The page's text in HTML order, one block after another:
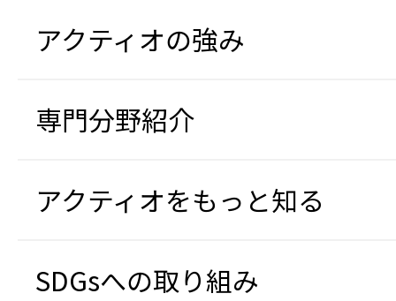
アクティオの強み
専門分野紹介
アクティオをもっと知る
SDGsへの取り組み